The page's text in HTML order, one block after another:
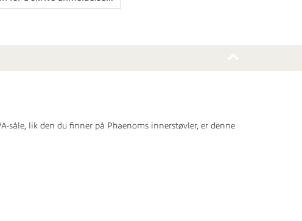
såle, lik den du finner på Phaenoms innerstøvler, er denne